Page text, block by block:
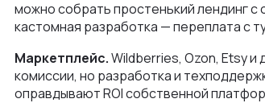
можно собрать простенький лендинг
кастомная разработка — переплата с
Маркетплейс.Wildberries, Ozon, Etsy и
комиссии, но разработка и
оправдывают ROI собственной